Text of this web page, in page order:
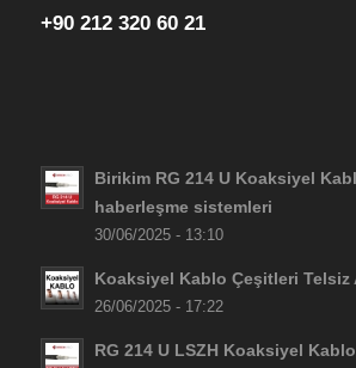
+90 212 320 60 21
Birikim RG 214 U Koaksiyel
haberleşme sistemleri
30/06/2025 - 13:10
Koaksiyel Kablo Çeşitleri Telsiz
26/06/2025 - 17:22
RG 214 U LSZH Koaksiyel